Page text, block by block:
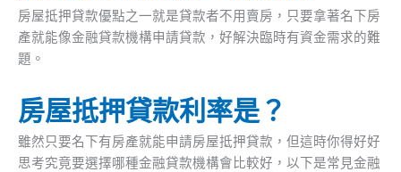
房屋抵押貸款優點之一就是貸款者不用賣房，只要拿著名下房
產就能像金融貸款機構申請貸款，好解決臨時有資金需求的難
題。
房屋抵押貸款利率是？
雖然只要名下有房產就能申請房屋抵押貸款，但這時你得好好
思考究竟要選擇哪種金融貸款機構會比較好，以下是常見金融